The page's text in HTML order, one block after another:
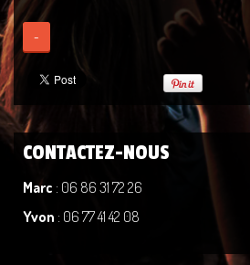
-
CONTACTEZ-NOUS
Marc : 06 86 31 72 26
Yvon : 06 77 41 42 08